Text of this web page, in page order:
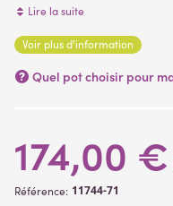
livré sur un pot PVC lesté
Lire la suite
Voir plus d'information
Quel pot choisir pour
174,00 €
Référence: 11744-71